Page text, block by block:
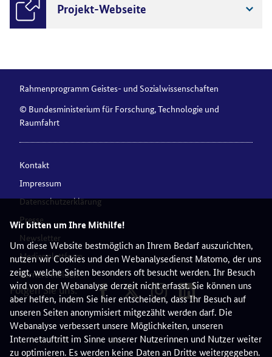
Wir bitten um Ihre Mithilfe!
Um diese Website bestmöglich an Ihrem Bedarf auszurichten,
nutzen wir Cookies und den Webanalysedienst Matomo, der uns
zeigt, welche Seiten besonders oft besucht werden. Ihr Besuch
wird von der Webanalyse derzeit nicht erfasst. Sie können uns
aber helfen, indem Sie hier entscheiden, dass Ihr Besuch auf
unseren Seiten anonymisiert mitgezählt werden darf. Die
Webanalyse verbessert unsere Möglichkeiten, unseren
Internetauftritt im Sinne unserer Nutzerinnen und Nutzer weiter
zu optimieren. Es werden keine Daten an Dritte weitergegeben.
Projekt-Webseite
Rahmenprogramm Geistes- und Sozialwissenschaften
© Bundesministerium für Forschung, Technologie und
Raumfahrt
Kontakt
Impressum
Datenschutzerklärung
Presse
Newsletter
Medienplattform
Barriere melden
Folgen Sie uns: